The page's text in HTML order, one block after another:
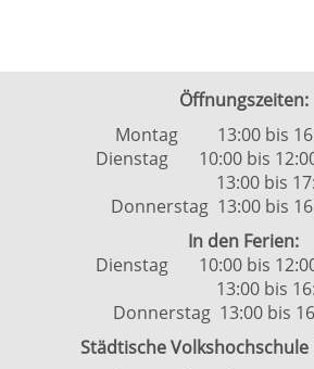
Öffnungszeiten:
Montag 13:00 bis
Dienstag 10:00 bis
13:00 bis
Donnerstag 13:00 bis
In den Ferien:
Dienstag 10:00 bis
13:00 bis
Donnerstag 13:00 bis
Städtische